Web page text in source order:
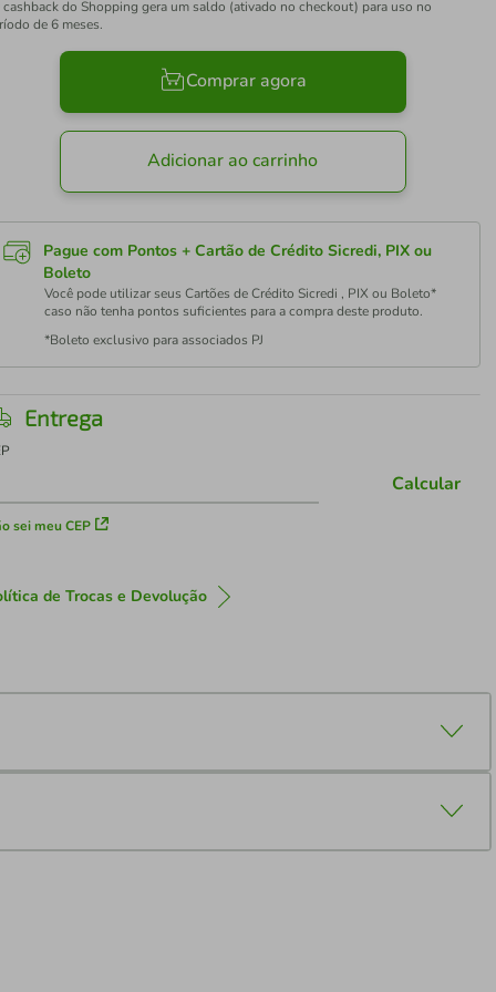
cashback do Shopping gera um saldo (ativado no checkout) para uso no
de 6 meses.
Comprar agora
Adicionar ao carrinho
Pague com Pontos + Cartão de Crédito Sicredi, PIX ou
Boleto
Você pode utilizar seus Cartões de Crédito Sicredi , PIX ou Boleto*
caso não tenha pontos suficientes para a compra deste produto.
*Boleto exclusivo para associados PJ
Entrega
sei meu CEP
Calcular
de Trocas e Devolução